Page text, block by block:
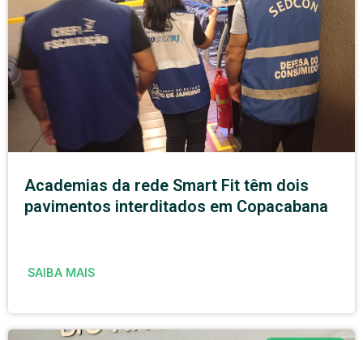
Academias da rede Smart Fit têm dois
pavimentos interditados em Copacabana
SAIBA MAIS